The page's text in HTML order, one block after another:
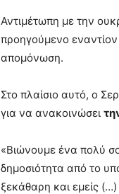
Αντιμέτωπη με την
προηγούμενο εναντίον
απομόνωση.
Στο πλαίσιο αυτό, ο
για να ανακοινώσει
«Βιώνουμε ένα πολύ
δημοσιότητα από το
ξεκάθαρη και εμείς